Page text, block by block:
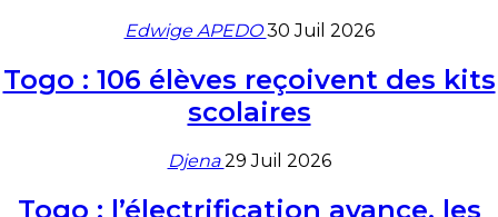
Edwige APEDO30 Juil 2026
Togo : 106 élèves reçoivent des kits
scolaires
Djena29 Juil 2026
Togo : l’électrification avance, les